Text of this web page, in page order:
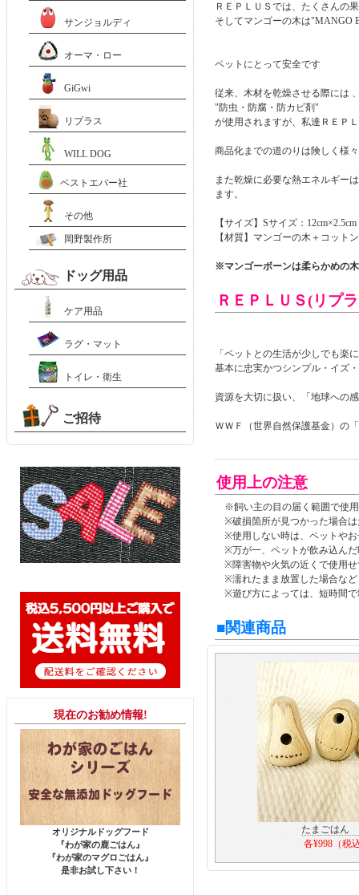
ＲＥＰＬＵＳでは、たくさんの
そしてマンゴーの木は"MANGO
ペットにとって安全です
従来、木材を乾燥させる際には
"防虫・防腐・防カビ剤"
が使用されますが、私達ＲＥＰ
商品化までの道のりは険しく様
また乾燥に必要な熱エネルギー
ます。
【サイズ】Sサイズ：12cm×2.5cm
【材質】マンゴーの木＋コット
※マンゴーボーンは柔らかめの
ＲＥＰＬＵＳ(リプ
「ペットとの生活が少しでも楽
基本に忠実かつシンプル・イズ
資源を大切に扱い、「地球への
ＷＷＦ（世界自然保護基金）の
使用上の注意
※飼い主の目の届く範囲で使用
※破損箇所が見つかった場合は
※使用しない時は、ペットやお
※万が一、ペットが飲み込んだ
※障害物や火気の近くで使用せ
※濡れたまま放置した場合など
※遊び方によっては、短時間で
■関連商品
たまごはん
各¥998（税
サンジョルディ
オーマ・ロー
GiGwi
リプラス
WILL DOG
ベストエバー社
その他
岡野製作所
ドッグ用品
ケア用品
ラグ・マット
トイレ・衛生
ご招待
現在のお勧め情報!
オリジナルドッグフード
『わが家の鹿ごはん』
『わが家のマグロごはん』
是非お試し下さい！